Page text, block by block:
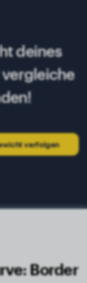
deines
verfolgen
Border